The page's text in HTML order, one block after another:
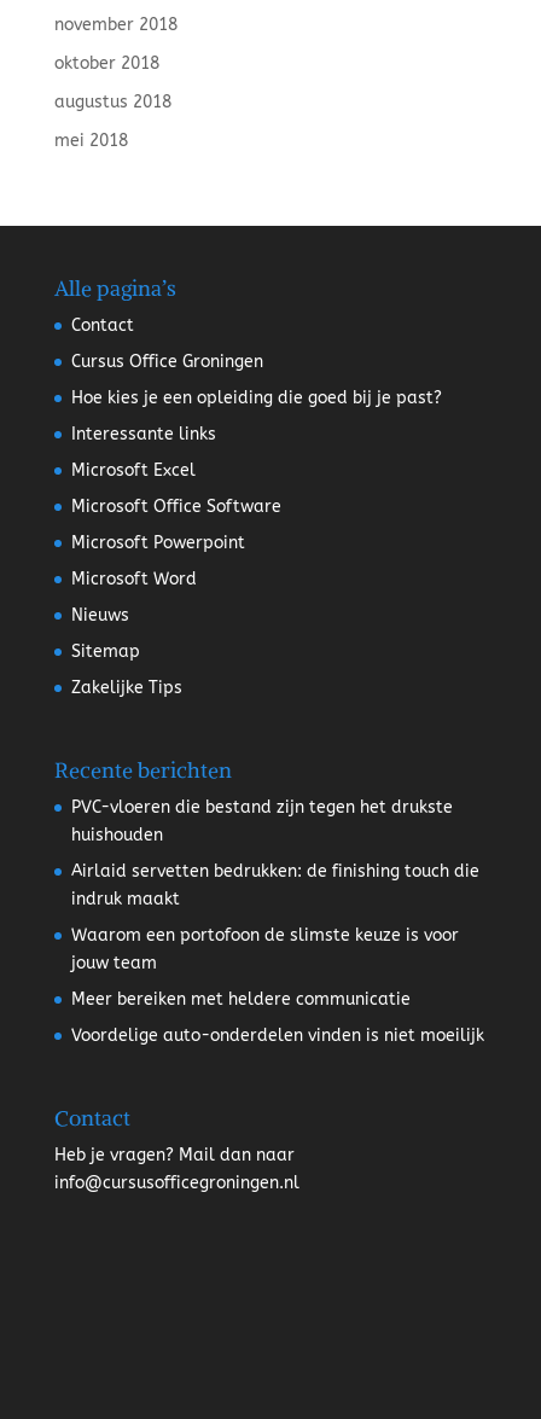
november 2018
oktober 2018
augustus 2018
mei 2018
Alle pagina’s
Contact
Cursus Office Groningen
Hoe kies je een opleiding die goed bij je past?
Interessante links
Microsoft Excel
Microsoft Office Software
Microsoft Powerpoint
Microsoft Word
Nieuws
Sitemap
Zakelijke Tips
Recente berichten
PVC-vloeren die bestand zijn tegen het drukste
huishouden
Airlaid servetten bedrukken: de finishing touch die
indruk maakt
Waarom een portofoon de slimste keuze is voor
jouw team
Meer bereiken met heldere communicatie
Voordelige auto-onderdelen vinden is niet moeilijk
Contact
Heb je vragen? Mail dan naar
info@cursusofficegroningen.nl